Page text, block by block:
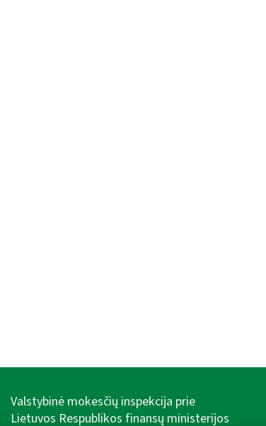
Valstybinė mokesčių inspekcija prie
Lietuvos Respublikos finansų ministerijos